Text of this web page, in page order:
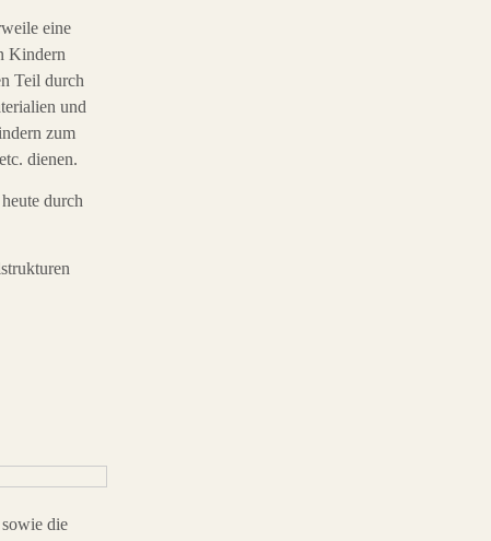
eine
Kindern
Teil durch
und
zum
dienen.
durch
die